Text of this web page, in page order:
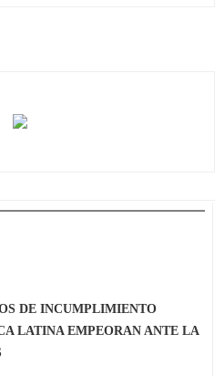
DE INCUMPLIMIENTO
LATINA EMPEORAN ANTE LA